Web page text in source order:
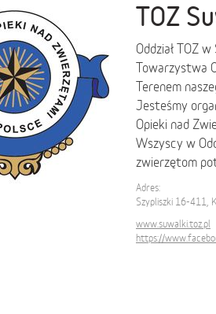
TOZ
Oddział TOZ
Towarzystwa
Terenem
Jesteśmy
Opieki nad
Wszyscy w
zwierzętom
Adres:
Szypliszki 16-411,
www.suwalki.toz.pl
https://